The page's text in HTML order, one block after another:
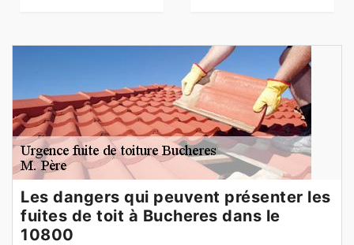
Les dangers qui peuvent présenter les
fuites de toit à Bucheres dans le
10800